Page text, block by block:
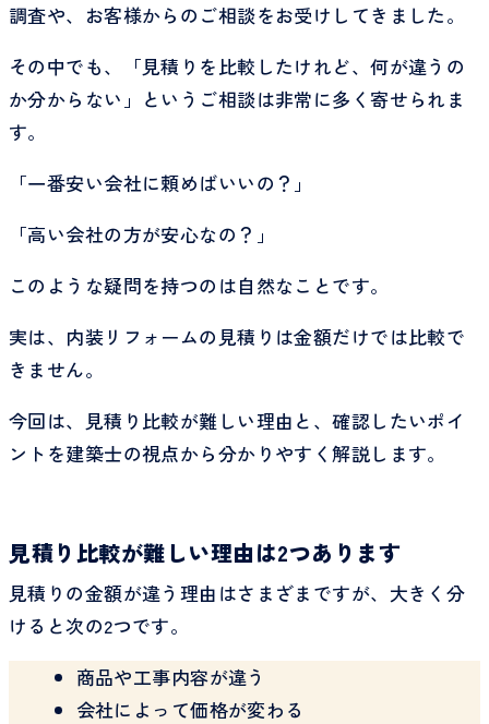
調査や、お客様からのご相談をお受けしてきました。
その中でも、「見積りを比較したけれど、何が違うの
か分からない」というご相談は非常に多く寄せられま
す。
「一番安い会社に頼めばいいの？」
「高い会社の方が安心なの？」
このような疑問を持つのは自然なことです。
実は、内装リフォームの見積りは金額だけでは比較で
きません。
今回は、見積り比較が難しい理由と、確認したいポイ
ントを建築士の視点から分かりやすく解説します。
見積り比較が難しい理由は2つあります
見積りの金額が違う理由はさまざまですが、大きく分
けると次の2つです。
商品や工事内容が違う
会社によって価格が変わる